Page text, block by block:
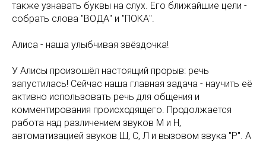
также узнавать буквы на слух. Его ближайшие цели -
собрать слова "ВОДА" и "ПОКА".
Алиса - наша улыбчивая звёздочка!
У Алисы произошёл настоящий прорыв: речь
запустилась! Сейчас наша главная задача - научить её
активно использовать речь для общения и
комментирования происходящего. Продолжается
работа над различением звуков М и Н,
автоматизацией звуков Ш, С, Л и вызовом звука "Р". А